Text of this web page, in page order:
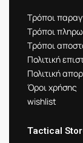
Τρόποι
Τρόποι
Τρόποι
Πολιτική
Πολιτική
Όροι χρήσης
wishlist
Tactical